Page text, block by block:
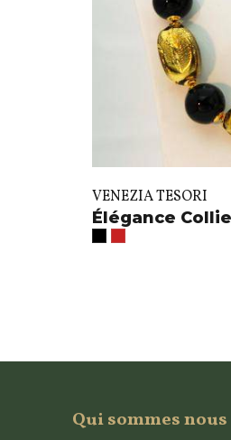
VENEZIA TESORI
Élégance
Qui sommes nous